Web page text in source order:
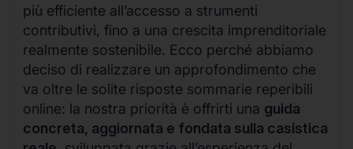
più efficiente all’accesso a strumenti
contributivi, fino a una crescita imprenditoriale
realmente sostenibile. Ecco perché abbiamo
deciso di realizzare un approfondimento che
va oltre le solite risposte sommarie reperibili
online: la nostra priorità è offrirti una guida
concreta, aggiornata e fondata sulla casistica